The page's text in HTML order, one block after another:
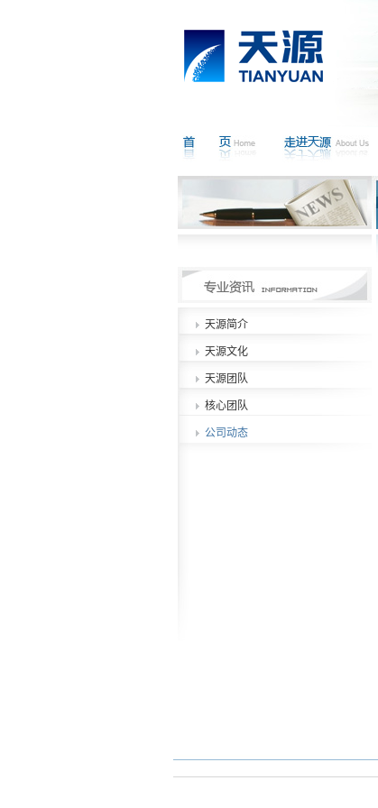
天源简介
天源文化
天源团队
核心团队
公司动态